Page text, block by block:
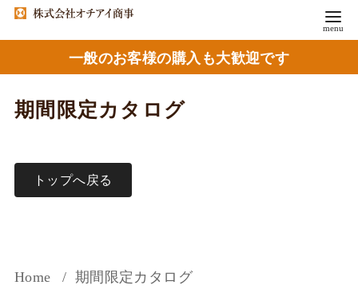
一般のお客様の購入も大歓迎です
期間限定カタログ
トップへ戻る
Home 期間限定カタログ